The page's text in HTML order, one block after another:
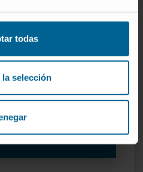
todas
selección
neste ensaio?
para que os nossos
se reúne as condições
ensaio clínico
MARCAÇÃO